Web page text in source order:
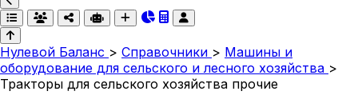
Нулевой Баланс > Справочники > Машины и
оборудование для сельского и лесного хозяйства >
Тракторы для сельского хозяйства прочие